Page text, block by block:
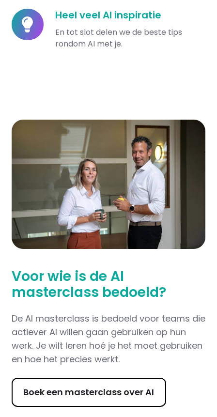
Heel veel AI inspiratie
En tot slot delen we de beste tips
rondom AI met je.
Heel
veel
AI
Voor wie is de AI
masterclass bedoeld?
De AI masterclass is bedoeld voor teams die
actiever AI willen gaan gebruiken op hun
werk. Je wilt leren hoé je het moet gebruiken
en hoe het precies werkt.
Boek een masterclass over AI